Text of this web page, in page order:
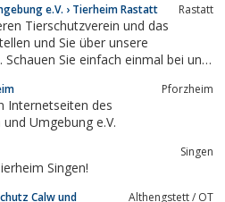
e.V. › Tierheim Rastatt Rastatt
Tierschutzverein und das
und Sie über unsere
Sie einfach einmal bei uns
Pforzheim
Internetseiten des
Umgebung e.V.
Singen
Singen!
Calw und
Althengstett / OT